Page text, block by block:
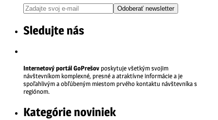
Odoberať newsletter
Sledujte nás
Internetový portál GoPrešov poskytuje všetkým svojim
návštevníkom komplexné, presné a atraktívne informácie a je
spoľahlivým a obľúbeným miestom prvého kontaktu návštevníka s
regiónom.
Kategórie noviniek